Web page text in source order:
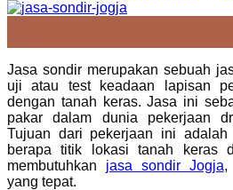
Jasa sondir merupakan sebuah
uji atau test keadaan lapisan
dengan tanah keras. Jasa ini
pakar dalam dunia pekerjaan
Tujuan dari pekerjaan ini adalah
berapa titik lokasi tanah keras
membutuhkan jasa sondir Jogja,
yang tepat.